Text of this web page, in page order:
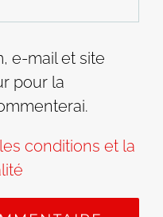
e-mail et site
pour la
les conditions et la